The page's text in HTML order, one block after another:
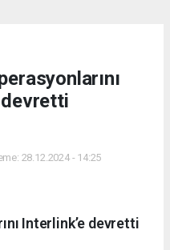
devretti
28.12.2024 - 14:25
Interlink’e devretti